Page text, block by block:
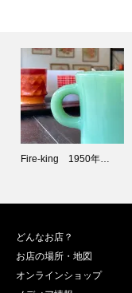
Fire-king 1950年…
どんなお店？
お店の場所・地図
オンラインショップ